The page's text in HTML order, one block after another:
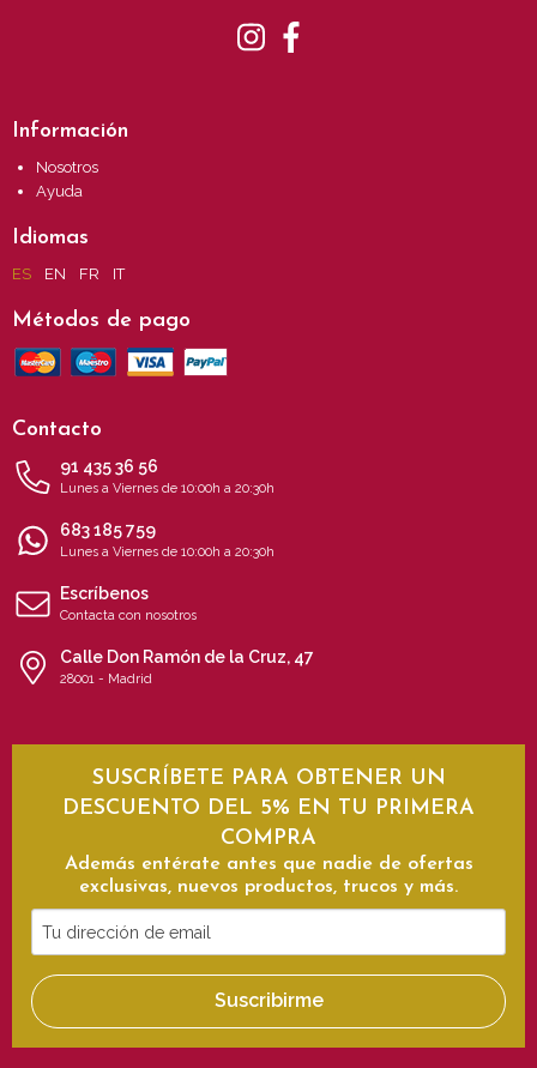
Información
Nosotros
Ayuda
Idiomas
ES EN FR IT
Métodos de pago
Contacto
91 435 36 56
Lunes a Viernes de 10:00h a 20:30h
683 185 759
Lunes a Viernes de 10:00h a 20:30h
Escríbenos
Contacta con nosotros
Calle Don Ramón de la Cruz, 47
28001 - Madrid
SUSCRÍBETE PARA OBTENER UN
DESCUENTO DEL 5% EN TU PRIMERA
COMPRA
Además entérate antes que nadie de ofertas
exclusivas, nuevos productos, trucos y más.
Tu
dirección
de
email
Suscribirme